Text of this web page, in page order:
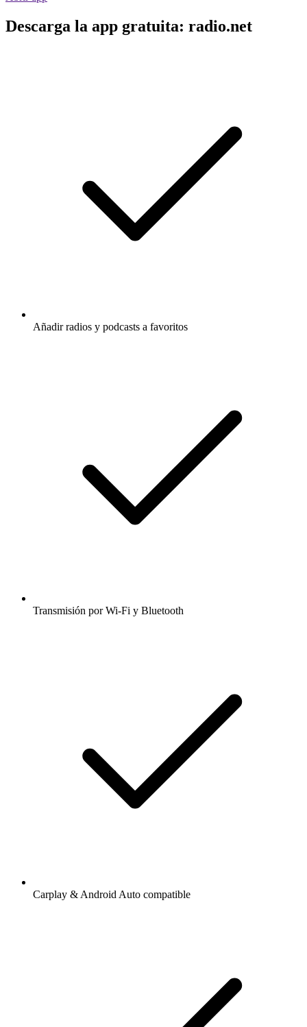
Descarga la app gratuita: radio.net
Añadir radios y podcasts a favoritos
Transmisión por Wi-Fi y Bluetooth
Carplay & Android Auto compatible